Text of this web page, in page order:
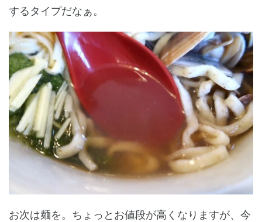
するタイプだなぁ。
お次は麺を。ちょっとお値段が高くなりますが、今